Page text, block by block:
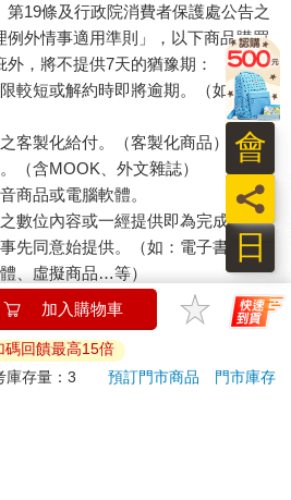
19條及行政院消費者保護處公告之
例外情事適用準則」，以下商品購買
，將不提供7天的猶豫期：
較短或解約時即將逾期。（如：生
客製化給付。（客製化商品）
（含MOOK、外文雜誌）
商品或電腦軟體。
數位內容或一經提供即為完成之線
先同意始提供。（如：電子書、電
、虛擬商品…等）
品。（如：內衣褲、刮鬍刀、除毛
有到貨7天的猶豫期（含例假
合商品恕無法接受單獨退貨）必須
加入購物車
回饋最高15倍
庫存量：3 預訂門市商品
門市庫存
日
員
會